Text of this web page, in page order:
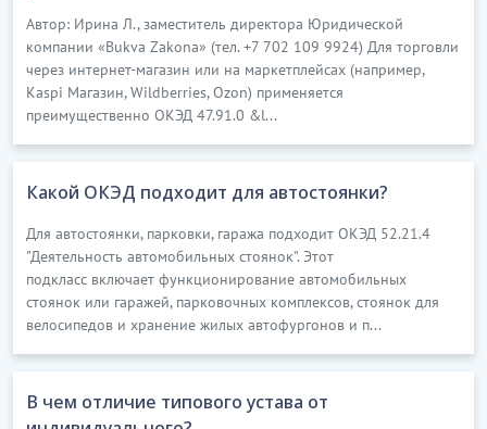
Автор: Ирина Л., заместитель директора Юридической
компании «Bukva Zakona» (тел. +7 702 109 9924) Для торговли
через интернет-магазин или на маркетплейсах (например,
Kaspi Магазин, Wildberries, Ozon) применяется
преимущественно ОКЭД 47.91.0 &l...
Какой ОКЭД подходит для автостоянки?
Для автостоянки, парковки, гаража подходит ОКЭД 52.21.4
"Деятельность автомобильных стоянок". Этот
подкласс включает функционирование автомобильных
стоянок или гаражей, парковочных комплексов, стоянок для
велосипедов и хранение жилых автофургонов и п...
В чем отличие типового устава от